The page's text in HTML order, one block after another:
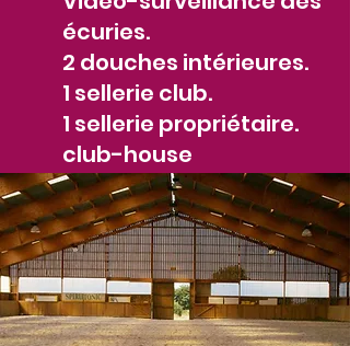
écuries.
2 douches intérieures.
1 sellerie club.
1 sellerie propriétaire.
club-house